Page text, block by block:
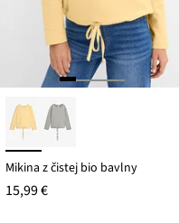
Mikina z čistej bio bavlny
15,99 €